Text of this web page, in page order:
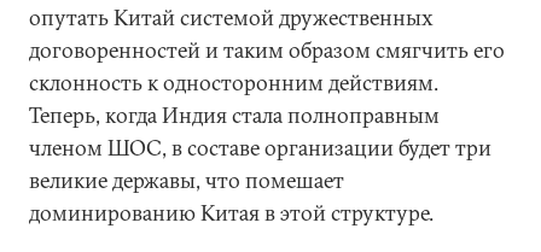
опутать Китай системой дружественных
договоренностей и таким образом смягчить его
склонность к односторонним действиям.
Теперь, когда Индия стала полноправным
членом ШОС, в составе организации будет три
великие державы, что помешает
доминированию Китая в этой структуре.